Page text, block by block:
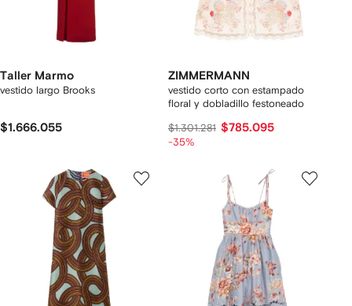
Taller Marmo
vestido largo Brooks
$1.666.055
ZIMMERMANN
vestido corto con estampado
floral y dobladillo festoneado
$1.301.281 $785.095
-35%